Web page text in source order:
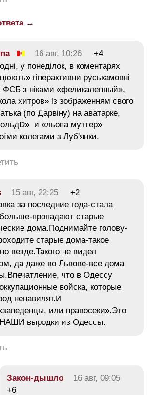
→
16 авг, 10:26
+4
у понедiлок, в коментарях
гіперактивни руськамовнi
ФСБ з ніками «феликалепный»,
хитров» із зображенням свого
(по Дарвiну) на аватарке,
и «льова муттер»
колегами з Луб'янки.
15 авг, 22:25
+2
за последние года-стала
пропадают старые
дома.Поднимайте голову-
старые дома-такое
везде.Такого не видел
да даже во Львове-все дома
что в Одессу
войска, которые
ненавилят.И
или правосеки».Это
НАШИ выродки из Одессы.
Закон-дышло
16 авг, 09:05
+6